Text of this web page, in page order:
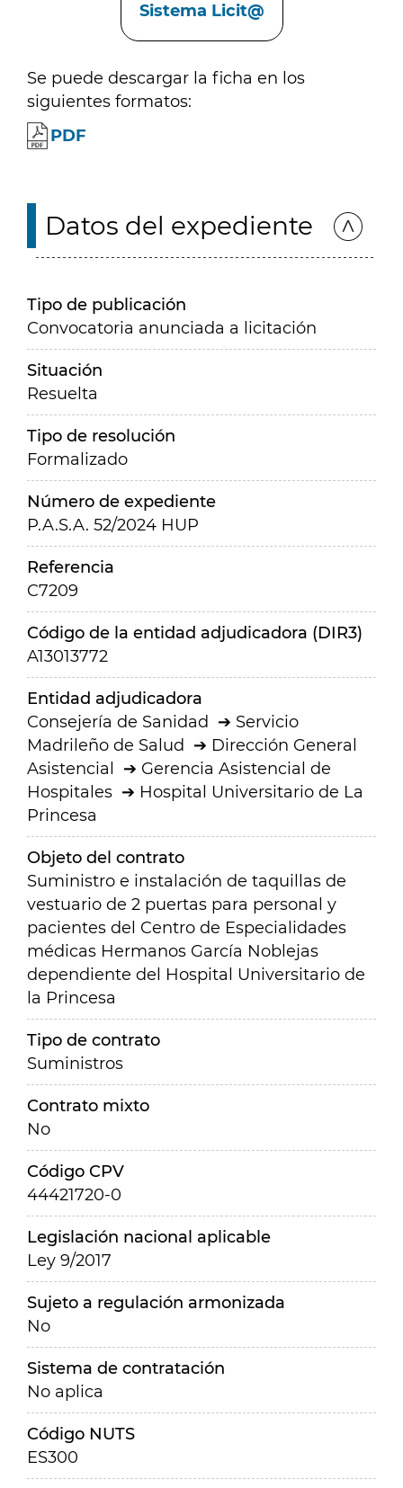
Sistema Licit@
Se puede descargar la ficha en los
siguientes formatos:
PDF
Datos del expediente
Tipo de publicación
Convocatoria anunciada a licitación
Situación
Resuelta
Tipo de resolución
Formalizado
Número de expediente
P.A.S.A. 52/2024 HUP
Referencia
C7209
Código de la entidad adjudicadora (DIR3)
A13013772
Entidad adjudicadora
Consejería de Sanidad
Servicio
Madrileño de Salud
Dirección General
Asistencial
Gerencia Asistencial de
Hospitales
Hospital Universitario de La
Princesa
Objeto del contrato
Suministro e instalación de taquillas de
vestuario de 2 puertas para personal y
pacientes del Centro de Especialidades
médicas Hermanos García Noblejas
dependiente del Hospital Universitario de
la Princesa
Tipo de contrato
Suministros
Contrato mixto
No
Código CPV
44421720-0
Legislación nacional aplicable
Ley 9/2017
Sujeto a regulación armonizada
No
Sistema de contratación
No aplica
Código NUTS
ES300